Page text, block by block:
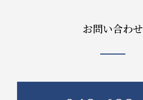
お問い合わせ